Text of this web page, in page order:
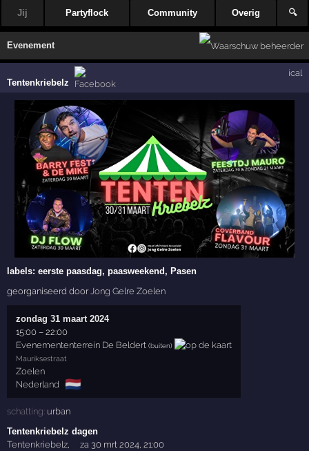
Jij Partyflock Community Overig 🔍
Evenement
Tentenkriebelz
ical
labels: eerste paasdag, paasweekend, Pasen
georganiseerd doorJong Gelre Zoelen
zondag 31 maart 2024
15:00 –22:00
Evenemententerrein De Beldert (buiten)
Mauriksestraat
Zoelen
Nederland
🇳🇱
schatting: urban
Tentenkriebelz dagen
Tentenkriebelz,
za 30 mrt 2024, 21:00